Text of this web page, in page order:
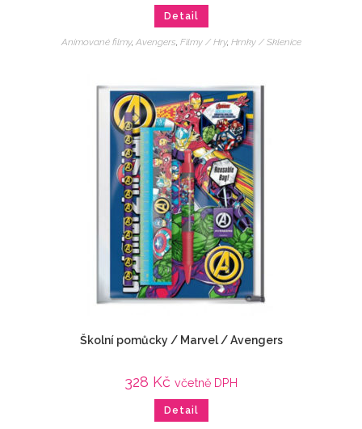
Detail
Animované filmy, Avengers, Filmy / Hry, Hrnky / Sklenice
Školní pomůcky / Marvel / Avengers
328 Kč včetně DPH
Detail